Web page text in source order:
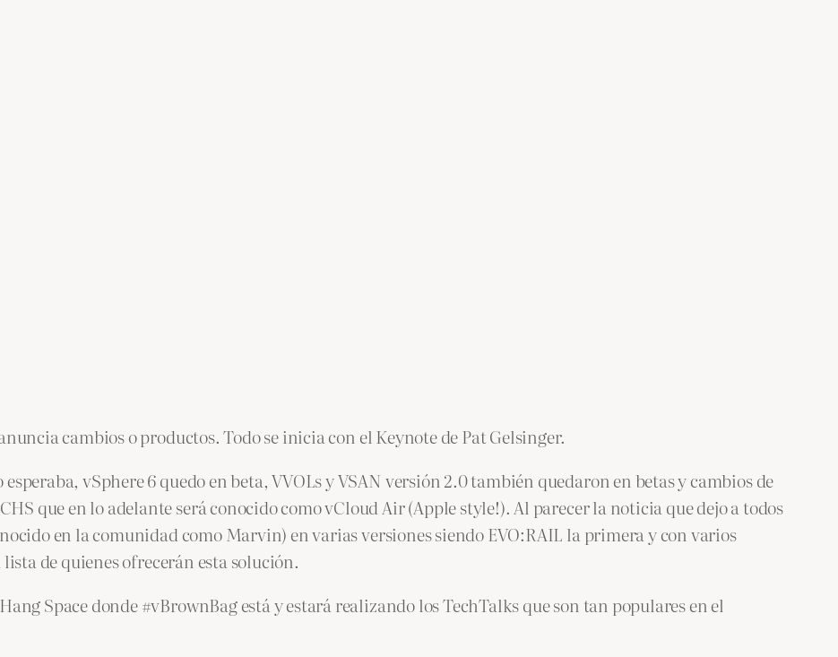
cambios o productos. Todo se inicia con el Keynote de Pat Gelsinger.
vSphere 6 quedo en beta, VVOLs y VSAN versión 2.0 también quedaron en betas y cambios de
que en lo adelante será conocido como vCloud Air (Apple style!). Al parecer la noticia que dejo a todos
en la comunidad como Marvin) en varias versiones siendo EVO:RAIL la primera y con varios
de quienes ofrecerán esta solución.
Space donde #vBrownBag está y estará realizando los TechTalks que son tan populares en el